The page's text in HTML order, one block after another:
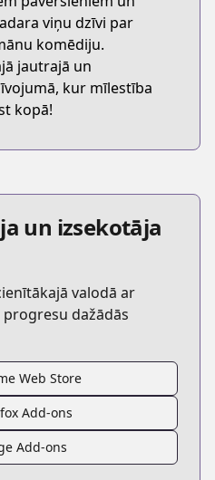
viņu dzīvi par
komēdiju.
jautrajā un
kur mīlestība
kopā!
un izsekotāja
valodā ar
dažādās
Web Store
Add-ons
Add-ons